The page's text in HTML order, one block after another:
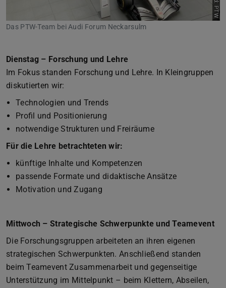
Das PTW-Team bei Audi Forum Neckarsulm
Dienstag – Forschung und Lehre
Im Fokus standen Forschung und Lehre. In Kleingruppen
diskutierten wir:
Technologien und Trends
Profil und Positionierung
notwendige Strukturen und Freiräume
Für die Lehre betrachteten wir:
künftige Inhalte und Kompetenzen
passende Formate und didaktische Ansätze
Motivation und Zugang
Mittwoch – Strategische Schwerpunkte und Teamevent
Die Forschungsgruppen arbeiteten an ihren eigenen
strategischen Schwerpunkten. Anschließend standen
beim Teamevent Zusammenarbeit und gegenseitige
Unterstützung im Mittelpunkt – beim Klettern, Abseilen,